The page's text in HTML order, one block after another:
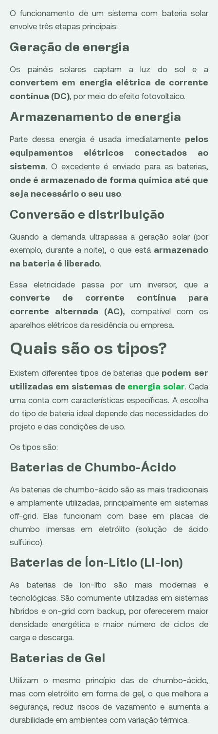
O funcionamento de um sistema com bateria solar
envolve três etapas principais:
Geração de energia
Os painéis solares captam a luz do sol e a
convertem em energia elétrica de corrente
contínua (DC) , por meio do efeito fotovoltaico.
Armazenamento de energia
Parte dessa energia é usada imediatamente pelos
equipamentos elétricos conectados ao
sistema. O excedente é enviado para as baterias,
onde é armazenado de forma química até que
seja necessário o seu uso.
Conversão e distribuição
Quando a demanda ultrapassa a geração solar (por
exemplo, durante a noite), o que está armazenado
na bateria é liberado.
Essa eletricidade passa por um inversor, que a
converte de corrente contínua para
corrente alternada (AC), compatível com os
aparelhos elétricos da residência ou empresa.
Quais são os tipos?
Existem diferentes tipos de baterias quepodem ser
utilizadas em sistemas de energia solar. Cada
uma conta com características específicas. A escolha
do tipo de bateria ideal depende das necessidades do
projeto e das condições de uso.
Os tipos são:
Baterias de Chumbo-Ácido
As baterias de chumbo-ácido são as mais tradicionais
e amplamente utilizadas, principalmente em sistemas
off-grid. Elas funcionam com base em placas de
chumbo imersas em eletrólito (solução de ácido
sulfúrico).
Baterias de Íon-Lítio (Li-ion)
As baterias de íon-lítio são mais modernas e
tecnológicas. São comumente utilizadas em sistemas
híbridos e on-grid com backup, por oferecerem maior
densidade energética e maior número de ciclos de
carga e descarga.
Baterias de Gel
Utilizam o mesmo princípio das de chumbo-ácido,
mas com eletrólito em forma de gel, o que melhora a
segurança, reduz riscos de vazamento e aumenta a
durabilidade em ambientes com variação térmica.